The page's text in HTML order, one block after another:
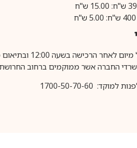
בשעה 12:00 ובתיאום מראש בלבד.
החברה אשר ממוקמים ברחוב החרושת 25, רעננה.
1700-50-70-60